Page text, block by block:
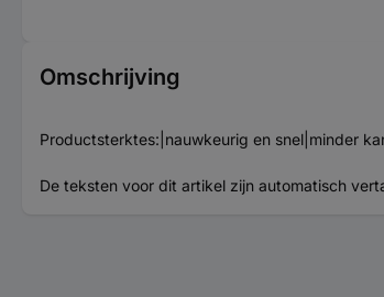
Omschrijving
Productsterktes:|nauwkeurig en snel|minder
De teksten voor dit artikel zijn automatisch